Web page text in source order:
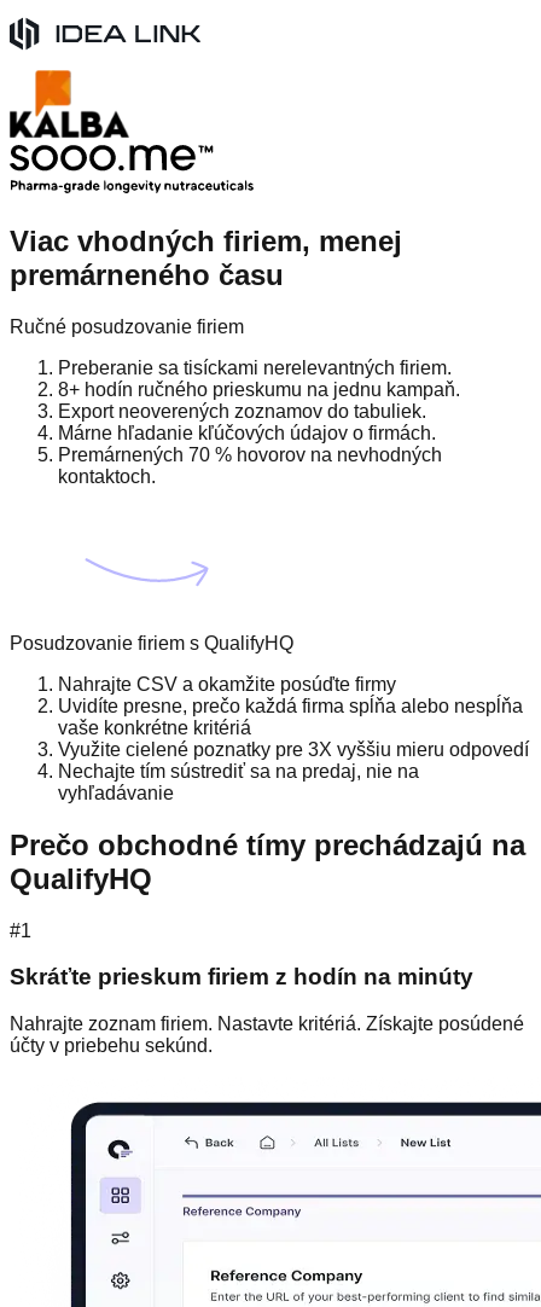
Viac vhodných firiem, menej
premárneného času
Ručné posudzovanie firiem
Preberanie sa tisíckami nerelevantných firiem.
8+ hodín ručného prieskumu na jednu kampaň.
Export neoverených zoznamov do tabuliek.
Márne hľadanie kľúčových údajov o firmách.
Premárnených 70 % hovorov na nevhodných
kontaktoch.
Posudzovanie firiem s QualifyHQ
Nahrajte CSV a okamžite posúďte firmy
Uvidíte presne, prečo každá firma spĺňa alebo nespĺňa
vaše konkrétne kritériá
Využite cielené poznatky pre 3X vyššiu mieru odpovedí
Nechajte tím sústrediť sa na predaj, nie na
vyhľadávanie
Prečo obchodné tímy prechádzajú na
QualifyHQ
#1
Skráťte prieskum firiem z hodín na minúty
Nahrajte zoznam firiem. Nastavte kritériá. Získajte posúdené
účty v priebehu sekúnd.